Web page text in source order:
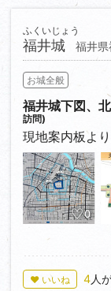
福井城
ふくいじょう
福井
お城全般
福井城下図、
訪問)
現地案内板よ
0
♥ いいね 4人